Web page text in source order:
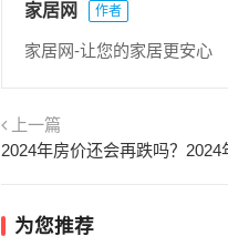
家居网 作者
家居网-让您的家居更安心
上一篇
为您推荐